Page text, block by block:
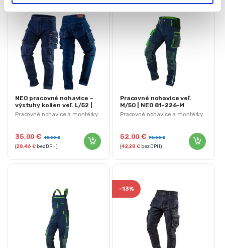
Pracovné nohavice a montérky
NEO pracovné nohavice –
výstuhy kolien veľ. L/52 |
81-228-L
35,00€ 45,00€
(28,46€bez DPH)
Pracovné nohavice a montérky
Pracovné nohavice veľ.
M/50 | NEO 81-226-M
52,00€ 70,00€
(42,28€bez DPH)
-13%